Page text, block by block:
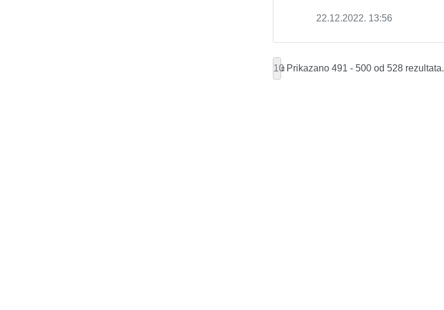
22.12.2022. 13:56
10 Prikazano 491 - 500 od 528 rezultata.